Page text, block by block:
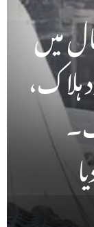
میں
ہلاک،